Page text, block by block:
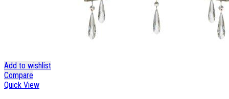
Add to wishlist
Compare
Quick View